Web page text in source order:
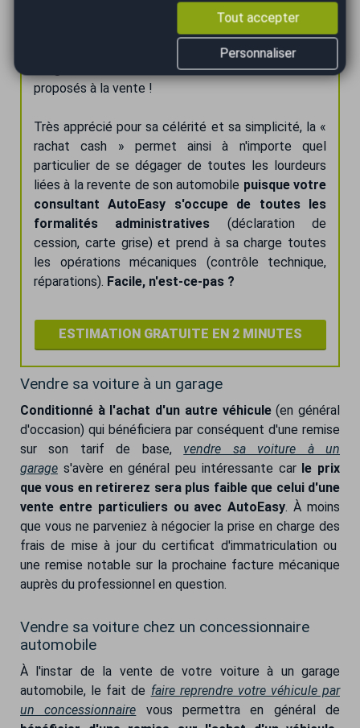
garantir sous 1 jour ouvré suivant la signature du
contrat de vente et devous séparer de votre
ancienne voiture très rapidement, le tout sans
obligation d'achat de l'un de nos véhicules
proposés à la vente !
Très apprécié pour sa célérité et sa simplicité, la «
rachat cash » permet ainsi à n'importe quel
particulier de se dégager de toutes les lourdeurs
liées à la revente de son automobile puisque votre
consultant AutoEasy s'occupe de toutes les
formalités administratives (déclaration de
cession, carte grise) et prend à sa charge toutes
les opérations mécaniques (contrôle technique,
réparations). Facile, n'est-ce-pas ?
ESTIMATION GRATUITE EN 2 MINUTES
Vendre sa voiture à un garage
Conditionné à l'achat d'un autre véhicule(en général
d'occasion) qui bénéficiera par conséquent d'une remise
sur son tarif de base, vendre sa voiture à un
garage s'avère en général peu intéressante car le prix
que vous en retirerez sera plus faible que celui d'une
vente entre particuliers ou avec AutoEasy. À moins
que vous ne parveniez à négocier la prise en charge des
frais de mise à jour du certificat d'immatriculation ou
une remise notable sur la prochaine facture mécanique
auprès du professionnel en question.
Vendre sa voiture chez un concessionnaire
automobile
À l'instar de la vente de votre voiture à un garage
automobile, le fait de faire reprendre votre véhicule par
un concessionnaire vous permettra en général de
Tout accepter
Personnaliser